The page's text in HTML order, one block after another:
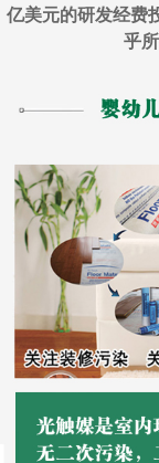
亿美元的研发经费
乎